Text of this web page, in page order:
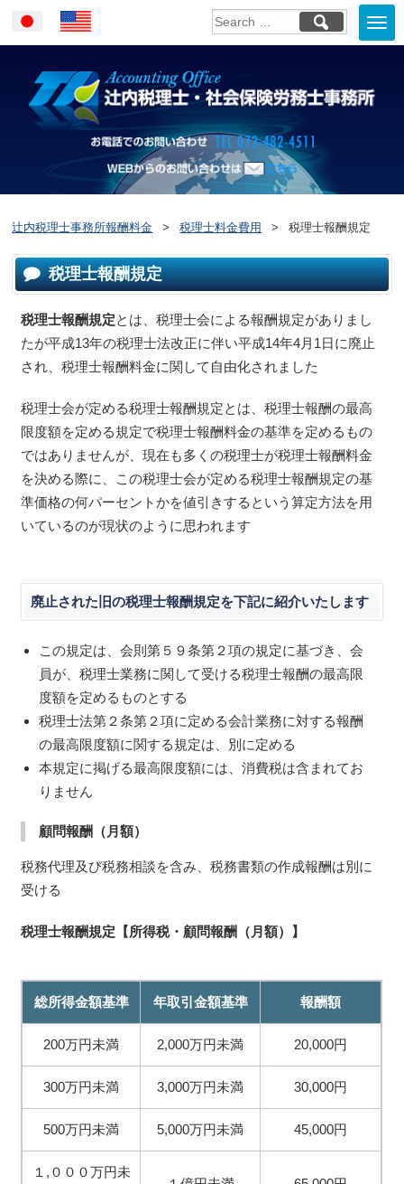
JapaneseEnglish
お電話でのお
WEBからのお問い合わせはこ
辻内税理士事務所報酬料金 > 税理士料金費用 > 税理士報酬規定
税理士報酬規定
税理士報酬規定とは、税理士会による報酬規定がありまし
たが平成13年の税理士法改正に伴い平成14年4月1日に廃止
され、税理士報酬料金に関して自由化されました
税理士会が定める税理士報酬規定とは、税理士報酬の最高
限度額を定める規定で税理士報酬料金の基準を定めるもの
ではありませんが、現在も多くの税理士が税理士報酬料金
を決める際に、この税理士会が定める税理士報酬規定の基
準価格の何パーセントかを値引きするという算定方法を用
いているのが現状のように思われます
廃止された旧の税理士報酬規定を下記に紹介いたします
この規定は、会則第５９条第２項の規定に基づき、会
員が、税理士業務に関して受ける税理士報酬の最高限
度額を定めるものとする
税理士法第２条第２項に定める会計業務に対する報酬
の最高限度額に関する規定は、別に定める
本規定に掲げる最高限度額には、消費税は含まれてお
りません
顧問報酬（月額）
税務代理及び税務相談を含み、税務書類の作成報酬は別に
受ける
税理士報酬規定【所得税・顧問報酬（月額）】
総所得金額基準 年取引金額基準 報酬額
200万円未満 2,000万円未満 20,000円
300万円未満 3,000万円未満 30,000円
500万円未満 5,000万円未満 45,000円
１,０００万円未